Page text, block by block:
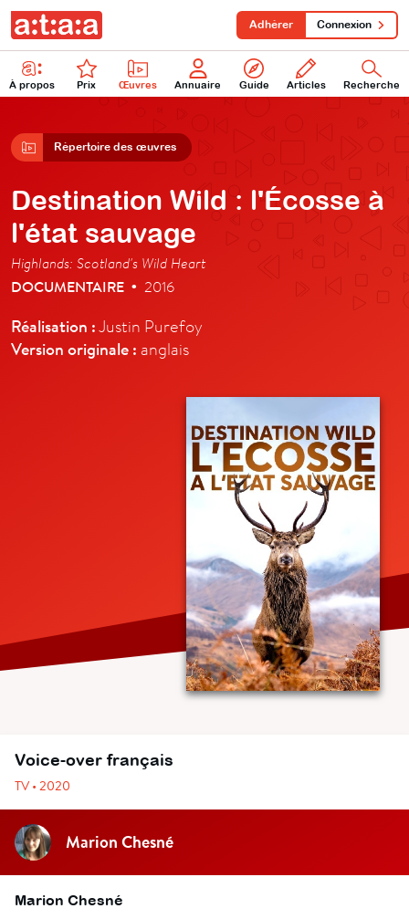
À propos Prix Œuvres Annuaire Guide Articles Recherche
Adhérer Connexion
Répertoire des œuvres
Destination Wild : l'Écosse à
l'état sauvage
Highlands: Scotland's Wild Heart
DOCUMENTAIRE • 2016
Réalisation :Justin Purefoy
Version originale : anglais
Voice-over français
TV • 2020
Marion Chesné
Marion Chesné